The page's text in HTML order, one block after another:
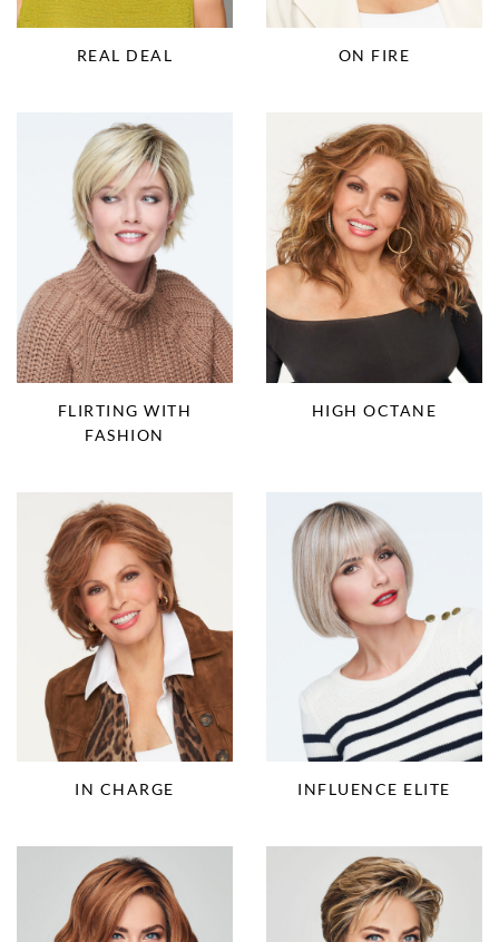
REAL DEAL ON FIRE
FLIRTING WITH
FASHION
HIGH OCTANE
IN CHARGE INFLUENCE ELITE